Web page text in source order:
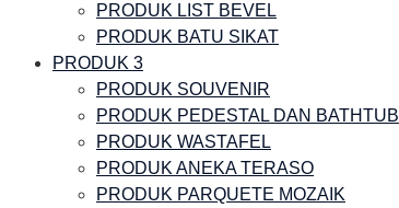
PRODUK LIST BEVEL
PRODUK BATU SIKAT
PRODUK 3
PRODUK SOUVENIR
PRODUK PEDESTAL DAN BATHTUB
PRODUK WASTAFEL
PRODUK ANEKA TERASO
PRODUK PARQUETE MOZAIK